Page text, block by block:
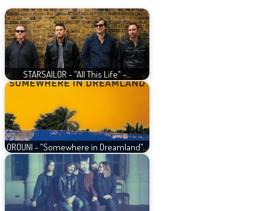
STARSAILOR - "All This Life" -…
OROUNI - "Somewhere in Dreamland"…